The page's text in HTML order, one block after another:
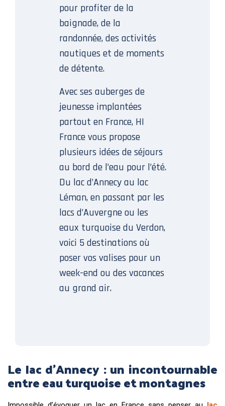
pour profiter de la
baignade, de la
randonnée, des activités
nautiques et de moments
de détente.
Avec ses auberges de
jeunesse implantées
partout en France, HI
France vous propose
plusieurs idées de séjours
au bord de l’eau pour l’été.
Du lac d’Annecy au lac
Léman, en passant par les
lacs d’Auvergne ou les
eaux turquoise du Verdon,
voici 5 destinations où
poser vos valises pour un
week-end ou des vacances
au grand air.
Le lac d’Annecy : un incontournable
entre eau turquoise et montagnes